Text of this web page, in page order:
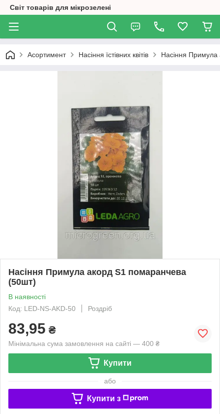
Світ товарів для мікрозелені
Асортимент Насіння їстівних квітів Насіння
Насіння Примула акорд S1 помаранчева
(50шт)
В наявності
Код: LED-NS-AKD-50
Роздріб
83,95 ₴
Мінімальна сума замовлення на сайті — 400 ₴
Купити
або
Купити з